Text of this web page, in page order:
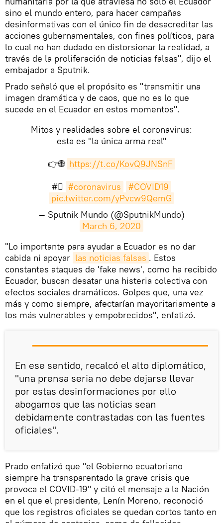
sino el mundo entero, para hacer campañas
desinformativas con el único fin de desacreditar las
acciones gubernamentales, con fines políticos, para
lo cual no han dudado en distorsionar la realidad, a
través de la proliferación de noticias falsas", dijo el
embajador a Sputnik.
Prado señaló que el propósito es "transmitir una
imagen dramática y de caos, que no es lo que
sucede en el Ecuador en estos momentos".
Mitos y realidades sobre el coronavirus:
esta es "la única arma real"
👉🌐 https://t.co/KovQ9JNSnF
#⃣ #coronavirus
#COVID19
pic.twitter.com/yPvcw9QemG
— Sputnik Mundo (@SputnikMundo)
March 6, 2020
​"Lo importante para ayudar a Ecuador es no dar
cabida ni apoyar las noticias falsas . Estos
constantes ataques de 'fake news', como ha recibido
Ecuador, buscan desatar una histeria colectiva con
efectos sociales dramáticos. Golpes que, una vez
más y como siempre, afectarían mayoritariamente a
los más vulnerables y empobrecidos", enfatizó.
En ese sentido, recalcó el alto diplomático,
"una prensa seria no debe dejarse llevar
por estas desinformaciones por ello
abogamos que las noticias sean
debidamente contrastadas con las fuentes
oficiales".
Prado enfatizó que "el Gobierno ecuatoriano
siempre ha transparentado la grave crisis que
provoca el COVID-19" y citó el mensaje a la Nación
en el que el presidente, Lenín Moreno, reconoció
que los registros oficiales se quedan cortos tanto en